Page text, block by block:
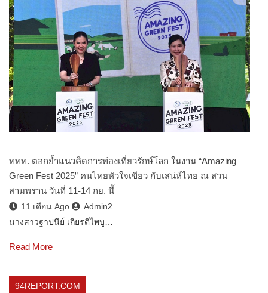
ททท. ตอกย้ำแนวคิดการท่องเที่ยวรักษ์โลก ในงาน “Amazing
Green Fest 2025” คนไทยหัวใจเขียว กับเสน่ห์ไทย ณ สวน
สามพราน วันที่ 11-14 กย. นี้
11 เดือน Ago
Admin2
นางสาวฐาปนีย์ เกียรติไพบู…
Read More
94REPORT.COM